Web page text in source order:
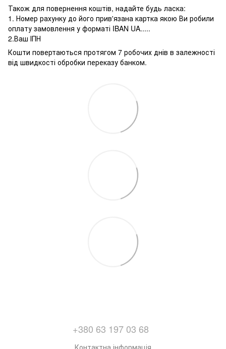
Також для повернення коштів, надайте будь ласка:
1. Номер рахунку до його прив'язана картка якою Ви робили
оплату замовлення у форматі IBAN UA.....
2.Ваш ІПН
Кошти повертаються протягом 7 робочих днів в залежності
від швидкості обробки переказу банком.
+380 63 197 03 68
Контактна інформація